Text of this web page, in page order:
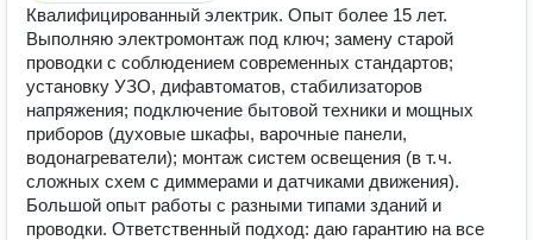
Квалифицированный электрик. Опыт более 15 лет.
Выполняю электромонтаж под ключ; замену старой
проводки с соблюдением современных стандартов;
установку УЗО, дифавтоматов, стабилизаторов
напряжения; подключение бытовой техники и мощных
приборов (духовые шкафы, варочные панели,
водонагреватели); монтаж систем освещения (в т. ч.
сложных схем с диммерами и датчиками движения).
Большой опыт работы с разными типами зданий и
проводки. Ответственный подход: даю гарантию на все